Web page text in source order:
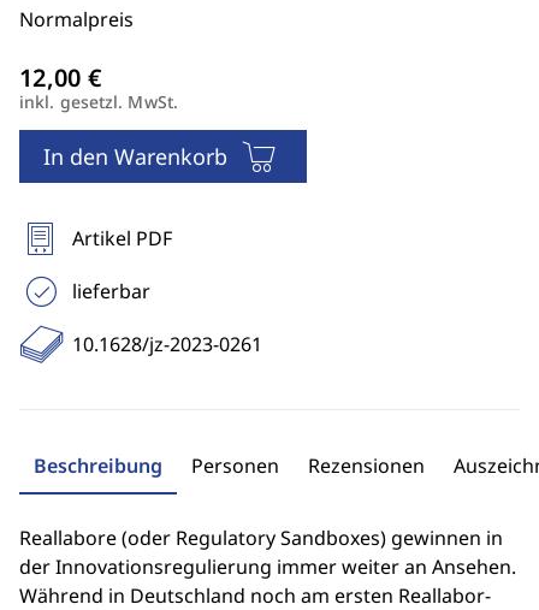
Normalpreis
inkl. gesetzl. MwSt.
In den Warenkorb
Artikel PDF
lieferbar
10.1628/jz-2023-0261
Beschreibung Personen Rezensionen
Reallabore (oder Regulatory Sandboxes) gewinnen in
der Innovationsregulierung immer weiter an Ansehen.
Während in Deutschland noch am ersten Reallabor-